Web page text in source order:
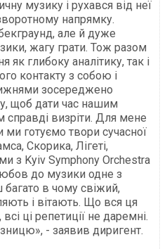
музику і рухався від неї
напрямку.
але й дуже
жагу грати. Тож разом
глибоку аналітику, так і
контакту з собою і
зосереджено
щоб дати час нашим
справді визріти. Для мене
готуємо твори сучасної
Скорика, Лігеті,
з Kyiv Symphony Orchestra
до музики одне з
в чому свіжий,
і вітають. Що вся ця
ці репетиції не даремні.
- заявив диригент.